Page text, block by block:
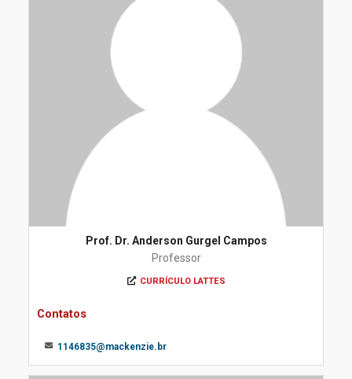
Prof. Dr. Anderson Gurgel Campos
Professor
CURRÍCULO LATTES
Contatos
1146835@mackenzie.br